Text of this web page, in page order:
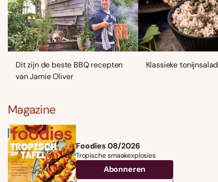
Dit zijn de beste BBQ recepten
van Jamie Oliver
Klassieke
Magazine
Foodies 08/2026
Tropische smaakexplosies
Abonneren